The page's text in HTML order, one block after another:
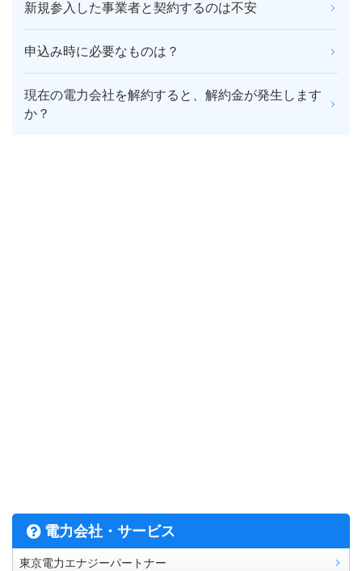
新規参入した事業者と契約するのは不安
申込み時に必要なものは？
現在の電力会社を解約すると、解約金が発生します
か？
電力会社・サービス
東京電力エナジーパートナー